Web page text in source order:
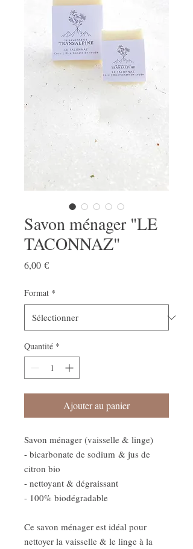
Savon ménager "LE
TACONNAZ"
6,00 €Prix
Format *
Quantité *
Ajouter au panier
Savon ménager (vaisselle & linge)
- bicarbonate de sodium & jus de
citron bio
- nettoyant & dégraissant
- 100% biodégradable
Ce savon ménager est idéal pour
nettoyer la vaisselle & le linge à la